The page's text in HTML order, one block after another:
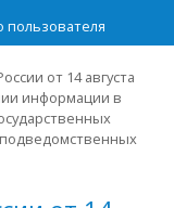
пользователя
от 14 августа
информации в